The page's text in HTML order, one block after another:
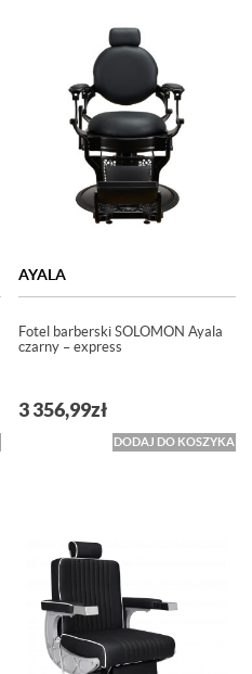
AYALA
Fotel barberski SOLOMON Ayala
czarny – express
3 356,99zł
DODAJ DO KOSZYKA